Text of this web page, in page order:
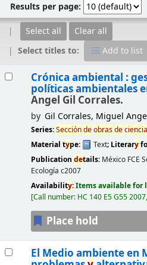
Results per page:
Select all
Clear all
Select titles to:
Add to list
Crónica ambiental :
políticas ambientales
Angel Gil Corrales.
by Gil Corrales, Miguel
Series:Seccióndeobrasdeciencia
Material type: Text; Literary
Publication details: México FCE
Ecología c2007
Availability:Items available for
Call number: HC 140 E5 G55
Place hold
El Medio ambiente en